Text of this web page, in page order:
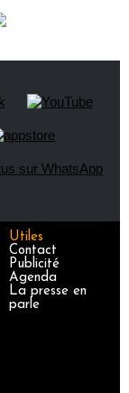
Utiles
Contact
Publicité
Agenda
La presse en
parle